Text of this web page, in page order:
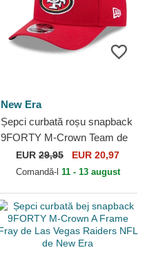
New Era
Șepci curbată roșu snapback
9FORTY M-Crown Team de
San Francisco 49ers NFL de
New Era
EUR 29,95 EUR 20,97
Comandă-l 11 - 13 august